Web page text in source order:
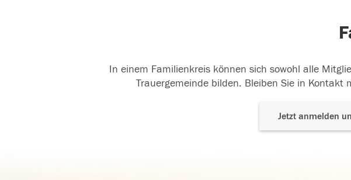
In einem Familienkreis können sich sowohl alle
Trauergemeinde bilden. Bleiben Sie in
Jetzt anmelden